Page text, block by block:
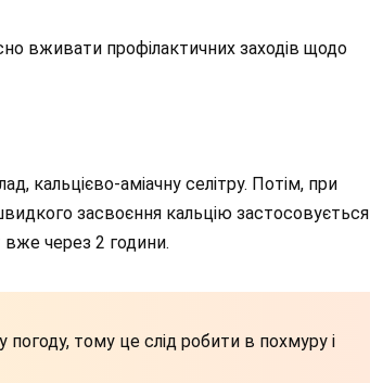
вживати профілактичних заходів щодо
кальцієво-аміачну селітру. Потім, при
засвоєння кальцію застосовується
вже через 2 години.
тому це слід робити в похмуру і